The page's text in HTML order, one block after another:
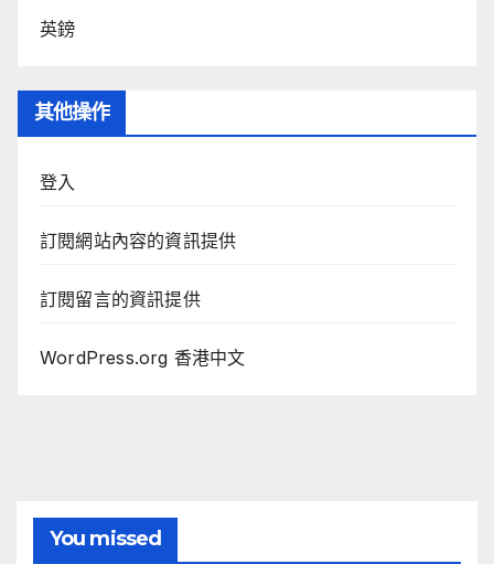
英鎊
其他操作
登入
訂閱網站內容的資訊提供
訂閱留言的資訊提供
WordPress.org 香港中文
You missed